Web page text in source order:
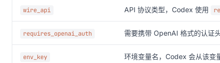
wire_api API 协议类型，Codex 使用
requires_openai_auth 需要携带 OpenAI 格式的认证
env_key 环境变量名，Codex 会从该变